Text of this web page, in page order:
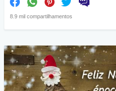
8.9 mil compartilhamentos